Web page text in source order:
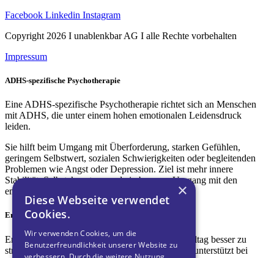
Facebook Linkedin Instagram
Copyright 2026 I unablenkbar AG I alle Rechte vorbehalten
Impressum
ADHS-spezifische Psychotherapie
Eine ADHS-spezifische Psychotherapie richtet sich an Menschen
mit ADHS, die unter einem hohen emotionalen Leidensdruck
leiden.
Sie hilft beim Umgang mit Überforderung, starken Gefühlen,
geringem Selbstwert, sozialen Schwierigkeiten oder begleitenden
Problemen wie Angst oder Depression. Ziel ist mehr innere
Stabilität, Selbstakzeptanz und ein besserer Umgang mit den
emotionalen Auswirkungen von ADHS.
Ergotherapie
Ergotherapie hilft Menschen mit ADHS, ihren Alltag besser zu
strukturieren und handlungsfähig zu bleiben. Sie unterstützt bei
×
Diese Webseite verwendet
Cookies.
Wir verwenden Cookies, um die
Benutzerfreundlichkeit unserer Website zu